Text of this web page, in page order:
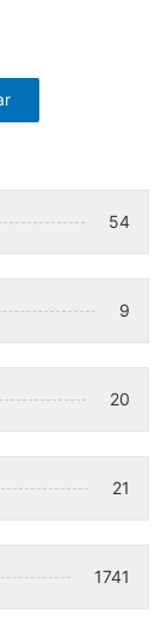
54
9
20
21
1741